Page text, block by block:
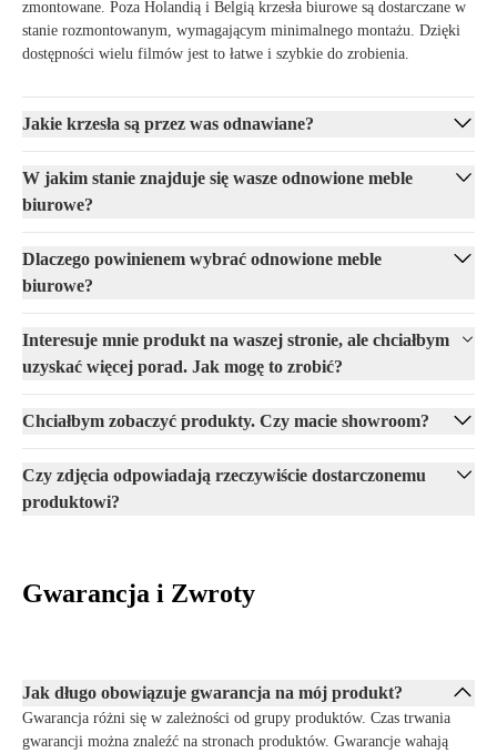
zmontowane. Poza Holandią i Belgią krzesła biurowe są dostarczane w
stanie rozmontowanym, wymagającym minimalnego montażu. Dzięki
dostępności wielu filmów jest to łatwe i szybkie do zrobienia.
Jakie krzesła są przez was odnawiane?
W jakim stanie znajduje się wasze odnowione meble
biurowe?
Dlaczego powinienem wybrać odnowione meble
biurowe?
Interesuje mnie produkt na waszej stronie, ale chciałbym
uzyskać więcej porad. Jak mogę to zrobić?
Chciałbym zobaczyć produkty. Czy macie showroom?
Czy zdjęcia odpowiadają rzeczywiście dostarczonemu
produktowi?
Gwarancja i Zwroty
Jak długo obowiązuje gwarancja na mój produkt?
Gwarancja różni się w zależności od grupy produktów. Czas trwania
gwarancji można znaleźć na stronach produktów. Gwarancje wahają